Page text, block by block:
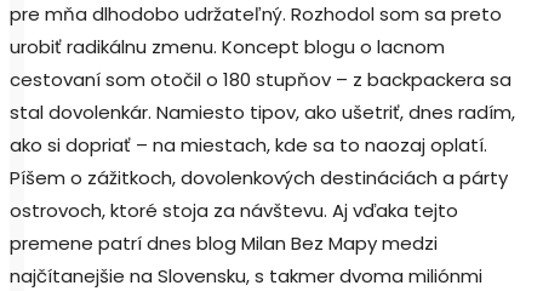
pre mňa dlhodobo udržateľný. Rozhodol som sa preto
urobiť radikálnu zmenu. Koncept blogu o lacnom
cestovaní som otočil o 180 stupňov – z backpackera sa
stal dovolenkár. Namiesto tipov, ako ušetriť, dnes radím,
ako si dopriať – na miestach, kde sa to naozaj oplatí.
Píšem o zážitkoch, dovolenkových destináciách a párty
ostrovoch, ktoré stoja za návštevu. Aj vďaka tejto
premene patrí dnes blog Milan Bez Mapy medzi
najčítanejšie na Slovensku, s takmer dvoma miliónmi